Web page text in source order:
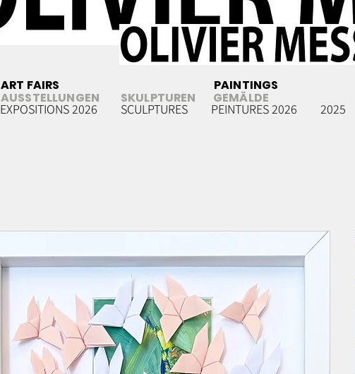
EXPOSITIONS 2026 SCULPTURES PEINTURES 2026 2025
SKULPTUREN
ART FAIRS
AUSSTELLUNGEN
PAINTINGS
GEMÄLDE